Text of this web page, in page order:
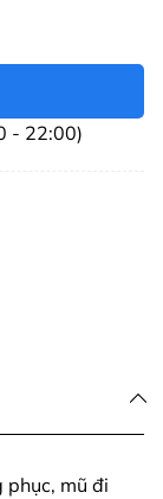
- 22:00)
phục, mũ đi